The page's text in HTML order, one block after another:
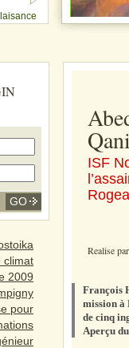
climat
2009
pour
ISF
Realise
François
mission à
de cinq
Aperçu